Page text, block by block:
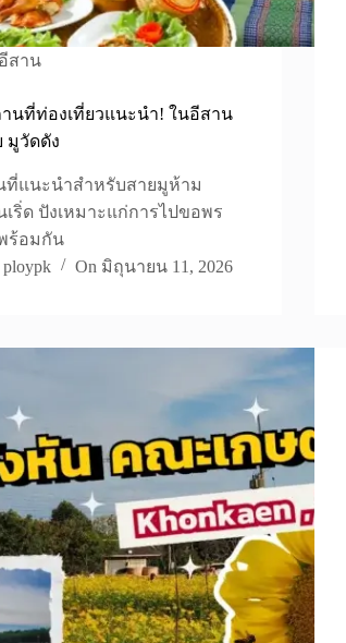
สาน
นที่ท่องเที่ยวแนะนำ! ในอีสาน
มูวัดดัง
ที่แนะนำสำหรับสายมูห้าม
ริ่ด ปังเหมาะแก่การไปขอพร
ร้อมกัน
ploypk On มิถุนายน 11, 2026